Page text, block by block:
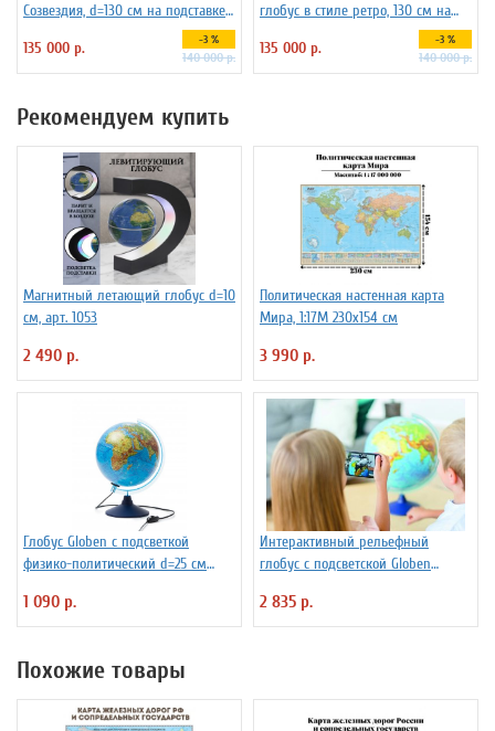
Созвездия, d=130 см на подставке
135 000 р. -3 %
140 000 р.
глобус в стиле ретро, 130 см на
135 000 р. -3 %
140 000 р.
Рекомендуем купить
Магнитный летающий глобус d=10
см, арт. 1053
2 490 р.
Политическая настенная карта
Мира, 1:17М 230х154 см
3 990 р.
Глобус Globen с подсветкой
физико-политический d=25 см
1 090 р.
Интерактивный рельефный
глобус с подсветской Globen
2 835 р.
Похожие товары